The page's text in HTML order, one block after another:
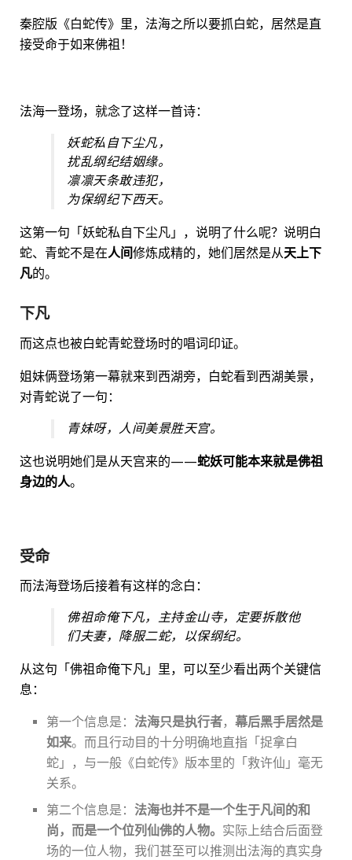
秦腔版《白蛇传》里，法海之所以要抓白蛇，居然是直
接受命于如来佛祖！
法海一登场，就念了这样一首诗：
妖蛇私自下尘凡，
扰乱纲纪结姻缘。
凛凛天条敢违犯，
为保纲纪下西天。
这第一句「妖蛇私自下尘凡」，说明了什么呢？说明白
蛇、青蛇不是在人间修炼成精的，她们居然是从天上下
凡的。
下凡
而这点也被白蛇青蛇登场时的唱词印证。
姐妹俩登场第一幕就来到西湖旁，白蛇看到西湖美景，
对青蛇说了一句：
青妹呀，人间美景胜天宫。
这也说明她们是从天宫来的——蛇妖可能本来就是佛祖
身边的人。
受命
而法海登场后接着有这样的念白：
佛祖命俺下凡，主持金山寺，定要拆散他
们夫妻，降服二蛇，以保纲纪。
从这句「佛祖命俺下凡」里，可以至少看出两个关键信
息：
第一个信息是：法海只是执行者，幕后黑手居然是
如来。而且行动目的十分明确地直指「捉拿白
蛇」，与一般《白蛇传》版本里的「救许仙」毫无
关系。
第二个信息是：法海也并不是一个生于凡间的和
尚，而是一个位列仙佛的人物。 实际上结合后面登
场的一位人物，我们甚至可以推测出法海的真实身